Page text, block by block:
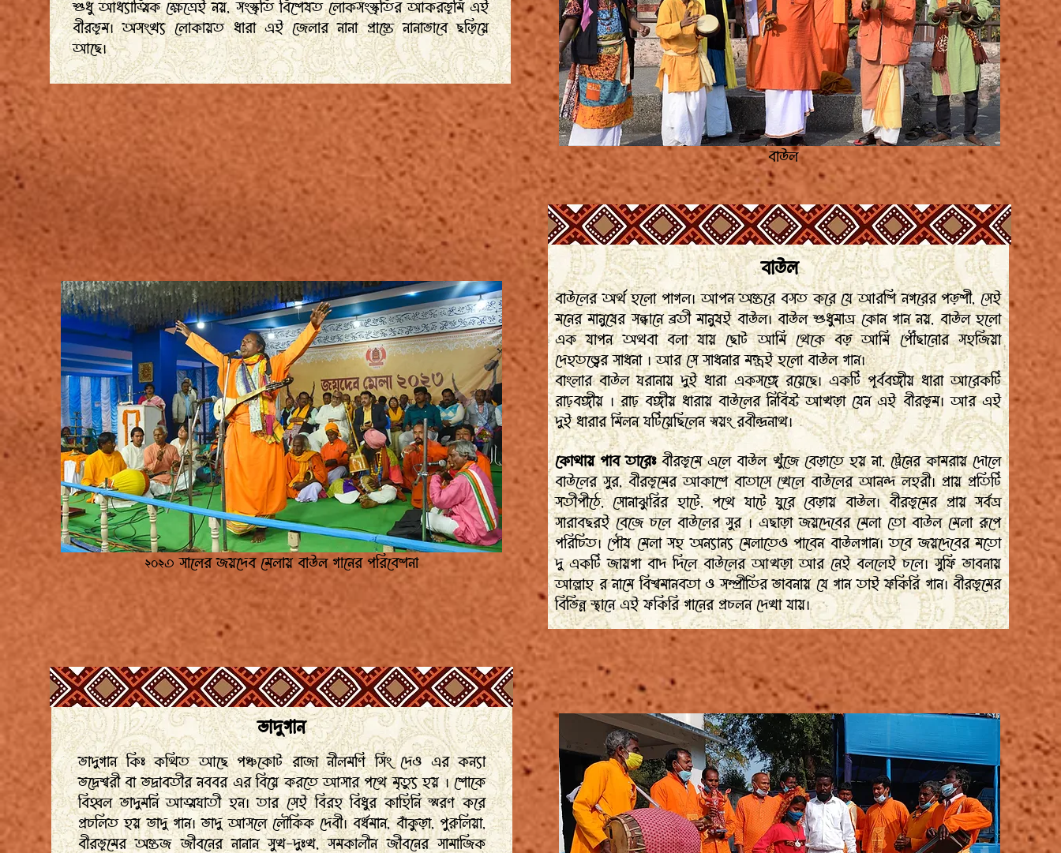
শুধু আধ্যাত্মিক ক্ষেত্রেই নয়, সংস্কৃতি বিশেষত লোকসংস্কৃতির আকরভূমি এই
বীরভূম। অসংখ্য লোকায়ত ধারা এই জেলার নানা প্রান্তে নানাভাবে ছড়িয়ে
আছে।
বাউল
২০২৩ সালের জয়দেব মেলায় বাউল গানের পরিবেশনা
বাউলের অর্থ হলো পাগল। আপন অন্তরে বসত করে যে আরশি নগরের পড়শী, সেই
মনের মানুষের সন্ধানে ব্রতী মানুষই বাউল। বাউল শুধুমাত্র কোন গান নয়, বাউল হলো
এক যাপন অথবা বলা যায় ছোট আমি থেকে বড় আমি পৌঁছানোর সহজিয়া
দেহতত্ত্বের সাধনা । আর সে সাধনার মন্ত্রই হলো বাউল গান।
বাংলার বাউল ঘরানায় দুই ধারা একসঙ্গে রয়েছে। একটি পূর্ববঙ্গীয় ধারা আরেকটি
রাঢ়বঙ্গীয় । রাঢ় বঙ্গীয় ধারায় বাউলের নিবিষ্ট আখড়া যেন এই বীরভূম। আর এই
দুই ধারার মিলন ঘটিয়েছিলেন স্বয়ং রবীন্দ্রনাথ।
কোথায় পাব তারেঃবীরভূমে এলে বাউল খুঁজে বেড়াতে হয় না, ট্রেনের কামরায় দোলে
বাউলের সুর, বীরভূমের আকাশে বাতাসে খেলে বাউলের আনন্দ লহরী। প্রায় প্রতিটি
সতীপীঠে, সোনাঝুরির হাটে, পথে ঘাটে ঘুরে বেড়ায় বাউল। বীরভূমের প্রায় সর্বত্র
সারাবছরই বেজে চলে বাউলের সুর । এছাড়া জয়দেবের মেলা তো বাউল মেলা রূপে
পরিচিত। পৌষ মেলা সহ অন্যান্য মেলাতেও পাবেন বাউলগান। তবে জয়দেবের মতো
দু একটি জায়গা বাদ দিলে বাউলের আখড়া আর নেই বললেই চলে। সুফি ভাবনায়
আল্লাহ র নামে বিশ্বমানবতা ও সম্প্রীতির ভাবনায় যে গান তাই ফকিরি গান। বীরভূমের
বিভিন্ন স্থানে এই ফকিরি গানের প্রচলন দেখা যায়।
বাউল
ভাদুগান কিঃ কথিত আছে পঞ্চকোট রাজা নীলমণি সিং দেও এর কন্যা
ভদ্রেশ্বরী বা ভদ্রাবতীর নববর এর বিয়ে করতে আসার পথে মৃত্যু হয় । শোকে
বিহ্বল ভাদুমনি আত্মঘাতী হন। তার সেই বিরহ বিধুর কাহিনি স্মরণ করে
প্রচলিত হয় ভাদু গান। ভাদু আসলে লৌকিক দেবী। বর্ধমান, বাঁকুড়া, পুরুলিয়া,
বীরভূমের অন্তজ জীবনের নানান সুখ-দুঃখ, সমকালীন জীবনের সামাজিক
ভাদুগান